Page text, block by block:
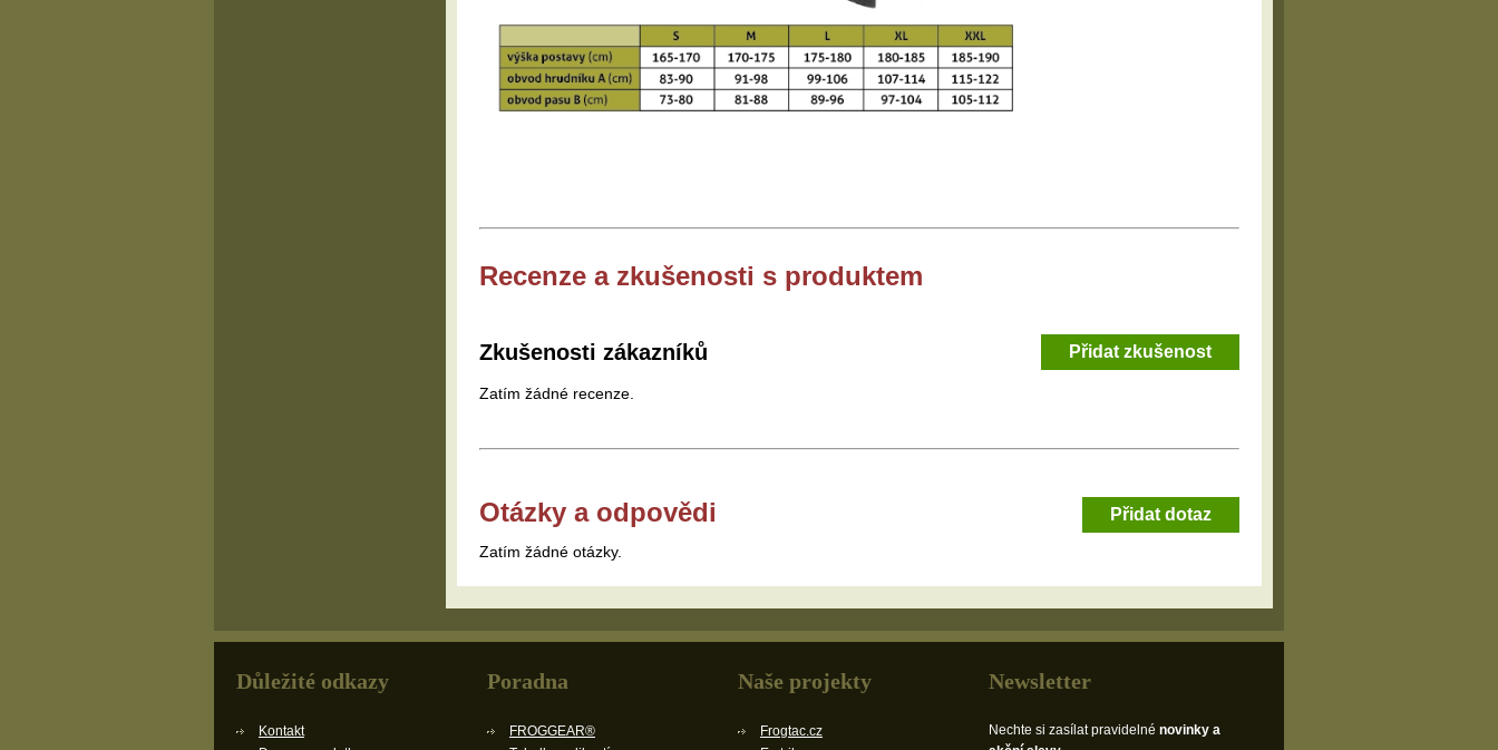
Recenze a zkušenosti s produktem
Přidat zkušenost
Zkušenosti zákazníků
Zatím žádné recenze.
Přidat dotaz
Otázky a odpovědi
Zatím žádné otázky.
Důležité odkazy
Kontakt
Poradna
FROGGEAR®
Naše projekty
Frogtac.cz
Newsletter
Nechte si zasílat pravidelné novinky a